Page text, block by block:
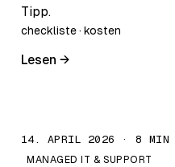
Tipp.
checkliste · kosten
Lesen →
14. APRIL 2026 · 8 MIN
MANAGED IT & SUPPORT